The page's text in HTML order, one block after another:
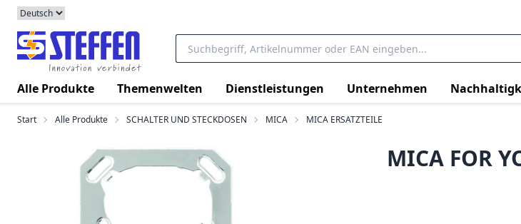
Alle Produkte Themenwelten Dienstleistungen Unternehmen
Start Alle Produkte SCHALTER UND STECKDOSEN MICA MICA ERSATZTEILE
MICA FOR